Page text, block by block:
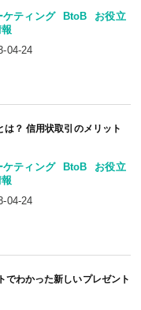
ケティング BtoB
お役立
04-24
？ 信用状取引のメリット
ケティング BtoB
お役立
04-24
でわかった新しいプレゼント